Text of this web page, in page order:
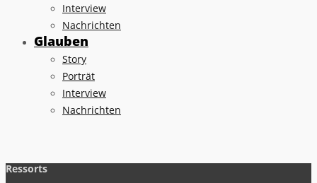
Interview
Nachrichten
Glauben
Story
Porträt
Interview
Nachrichten
Ressorts